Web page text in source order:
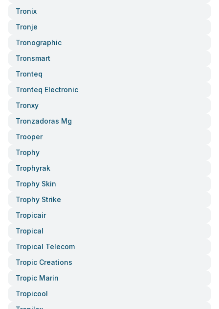
Tronix
Tronje
Tronographic
Tronsmart
Tronteq
Tronteq Electronic
Tronxy
Tronzadoras Mg
Trooper
Trophy
Trophyrak
Trophy Skin
Trophy Strike
Tropicair
Tropical
Tropical Telecom
Tropic Creations
Tropic Marin
Tropicool